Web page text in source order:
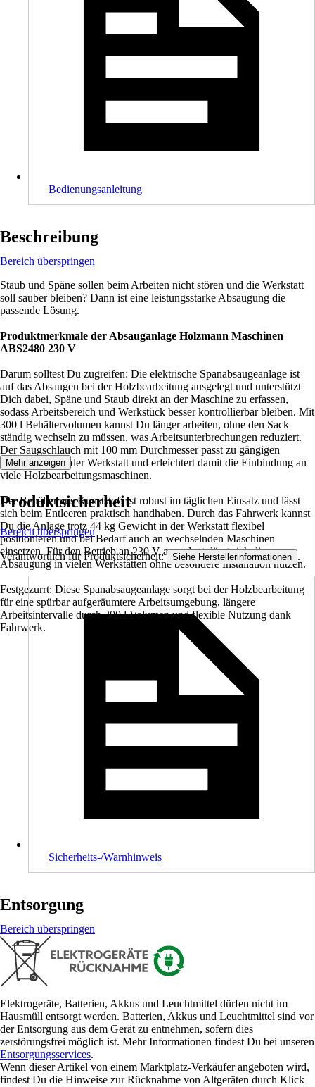
Bedienungsanleitung
Beschreibung
Bereich überspringen
Staub und Späne sollen beim Arbeiten nicht stören und die Werkstatt
soll sauber bleiben? Dann ist eine leistungsstarke Absaugung die
passende Lösung.
Produktmerkmale der Absauganlage Holzmann Maschinen
ABS2480 230 V
Darum solltest Du zugreifen: Die elektrische Spanabsaugeanlage ist
auf das Absaugen bei der Holzbearbeitung ausgelegt und unterstützt
Dich dabei, Späne und Staub direkt an der Maschine zu erfassen,
sodass Arbeitsbereich und Werkstück besser kontrollierbar bleiben. Mit
300 l Behältervolumen kannst Du länger arbeiten, ohne den Sack
ständig wechseln zu müssen, was Arbeitsunterbrechungen reduziert.
Der Saugschlauch mit 100 mm Durchmesser passt zu gängigen
Anschlüssen in der Werkstatt und erleichtert damit die Einbindung an
viele Holzbearbeitungsmaschinen.
Der Behälter aus Kunststoff ist robust im täglichen Einsatz und lässt
sich beim Entleeren praktisch handhaben. Durch das Fahrwerk kannst
Du die Anlage trotz 44 kg Gewicht in der Werkstatt flexibel
positionieren und bei Bedarf auch an wechselnden Maschinen
einsetzen. Für den Betrieb an 230 V ausgelegt, lässt sich die
Absaugung in vielen Werkstätten ohne besondere Installation nutzen.
Festgezurrt: Diese Spanabsaugeanlage sorgt bei der Holzbearbeitung
für eine spürbar aufgeräumtere Arbeitsumgebung, längere
Arbeitsintervalle durch 300 l Volumen und flexible Nutzung dank
Fahrwerk.
Mehr anzeigen
Produktsicherheit
Bereich überspringen
Verantwortlich für Produktsicherheit: Siehe Herstellerinformationen .
Sicherheits-/Warnhinweis
Entsorgung
Bereich überspringen
Elektrogeräte, Batterien, Akkus und Leuchtmittel dürfen nicht im
Hausmüll entsorgt werden. Batterien, Akkus und Leuchtmittel sind vor
der Entsorgung aus dem Gerät zu entnehmen, sofern dies
zerstörungsfrei möglich ist. Mehr Informationen findest Du bei unseren
Entsorgungsservices.
Wenn dieser Artikel von einem Marktplatz-Verkäufer angeboten wird,
findest Du die Hinweise zur Rücknahme von Altgeräten durch Klick